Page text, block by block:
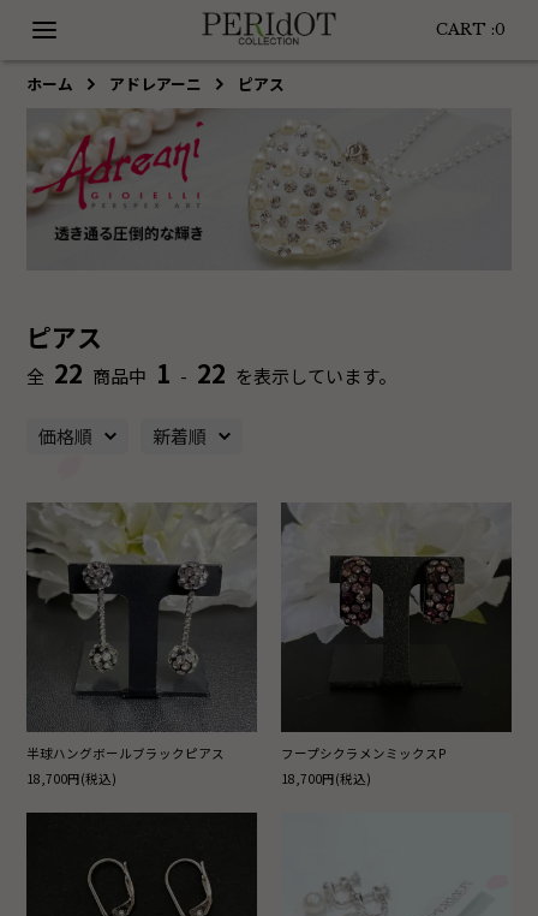
CART :0
ホーム アドレアーニ ピアス
ピアス
全 22 商品中 1 - 22 を表示しています。
価格順 新着順
半球ハングボールブラックピアス
18,700円(税込)
フープシクラメンミックスP
18,700円(税込)